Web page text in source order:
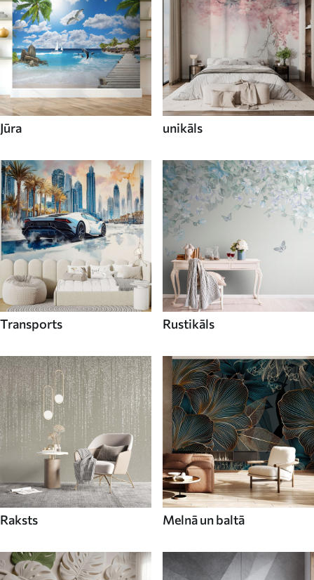
Jūra unikāls
Transports Rustikāls
Raksts Melnā un baltā